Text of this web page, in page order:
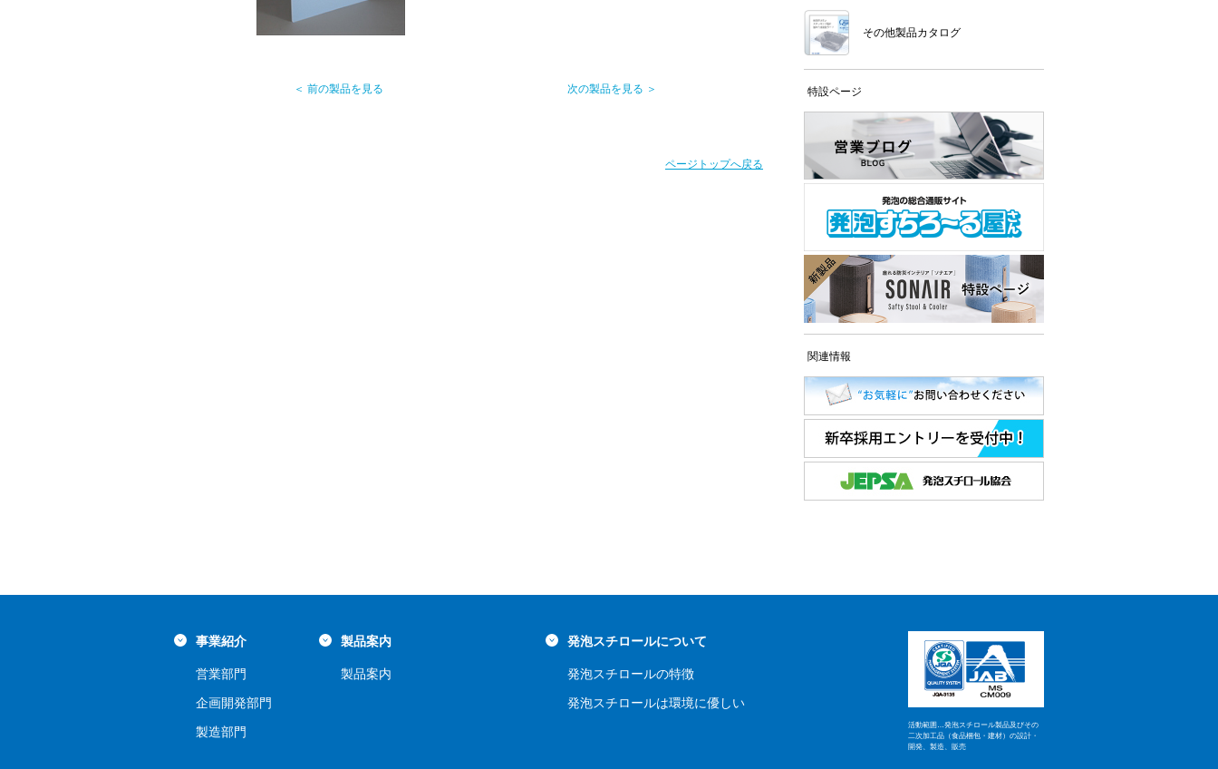
＜ 前の製品を見る 次の製品を見る ＞
ページトップへ戻る
その他製品カタログ
特設ページ
関連情報
事業紹介
営業部門
企画開発部門
製造部門
製品案内
製品案内
発泡スチロールについて
発泡スチロールの特徴
発泡スチロールは環境に優しい
活動範囲…発泡スチロール製品及びその
二次加工品（食品梱包・建材）の設計・
開発、製造、販売